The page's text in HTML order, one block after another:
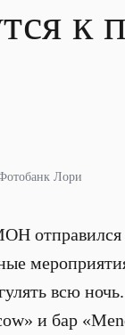
к
Лори
отправился
всю
и бар